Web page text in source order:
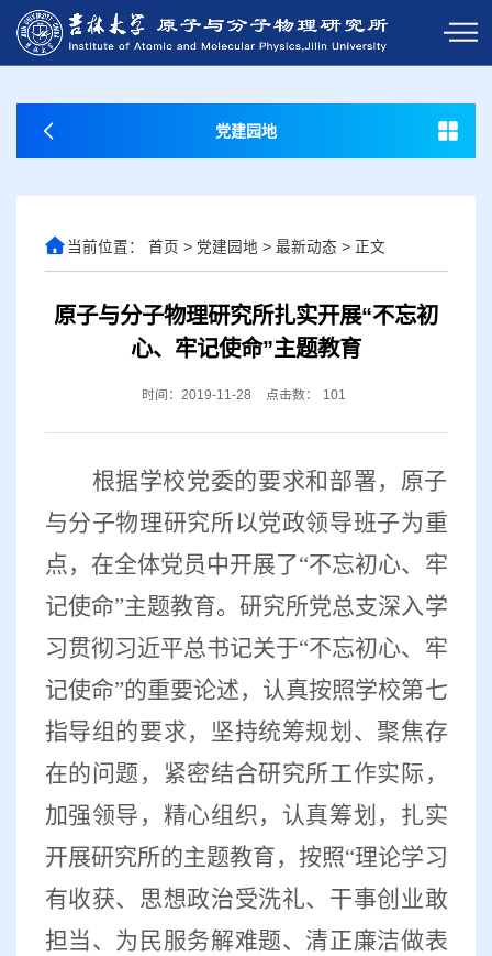
党建园地
当前位置： 首页 > 党建园地 > 最新动态 > 正文
原子与分子物理研究所扎实开展“不忘初
心、牢记使命”主题教育
时间：2019-11-28 点击数： 101
根据学校党委的要求和部署，原子
与分子物理研究所以党政领导班子为重
点，在全体党员中开展了“不忘初心、牢
记使命”主题教育。 研究所党总支深入学
习贯彻习近平总书记关于“不忘初心、牢
记使命”的重要论述，认真按照学校第七
指导组的要求，坚持统筹规划、聚焦存
在的问题，紧密结合研究所工作实际，
加强领导，精心组织，认真筹划，扎实
开展研究所的主题教育，按照“理论学习
有收获、思想政治受洗礼、干事创业敢
担当、为民服务解难题、清正廉洁做表